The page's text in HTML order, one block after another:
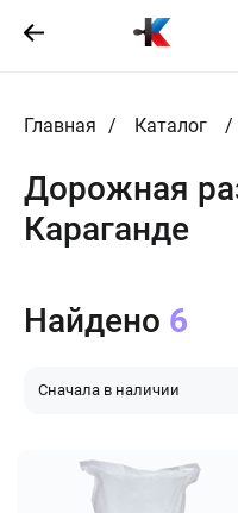
Главная Каталог
Дорожная
Караганде
Сначала в наличии
Найдено 6